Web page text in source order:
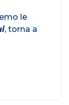
le
, torna a